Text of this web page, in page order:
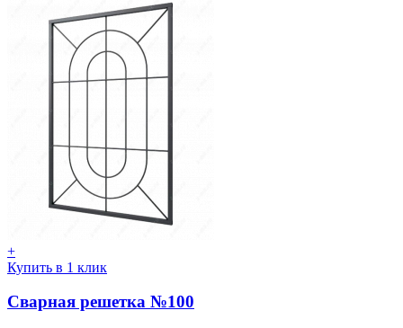
+
Купить в 1 клик
Сварная решетка №100